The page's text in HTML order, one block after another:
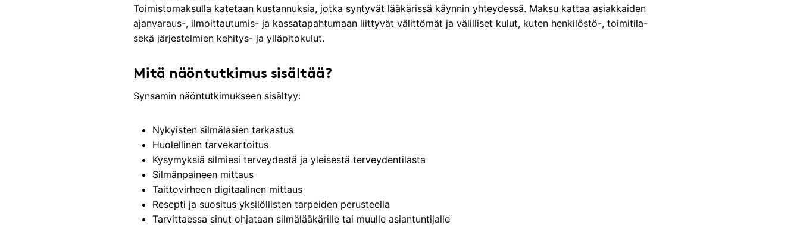
Toimistomaksulla katetaan kustannuksia, jotka syntyvät lääkärissä käynnin yhteydessä. Maksu kattaa asiakkaiden
ajanvaraus-, ilmoittautumis- ja kassatapahtumaan liittyvät välittömät ja välilliset kulut, kuten henkilöstö-, toimitila-
sekä järjestelmien kehitys- ja ylläpitokulut.
Mitä näöntutkimus sisältää?
Synsamin näöntutkimukseen sisältyy:
Nykyisten silmälasien tarkastus
Huolellinen tarvekartoitus
Kysymyksiä silmiesi terveydestä ja yleisestä terveydentilasta
Silmänpaineen mittaus
Taittovirheen digitaalinen mittaus
Resepti ja suositus yksilöllisten tarpeiden perusteella
Tarvittaessa sinut ohjataan silmälääkärille tai muulle asiantuntijalle